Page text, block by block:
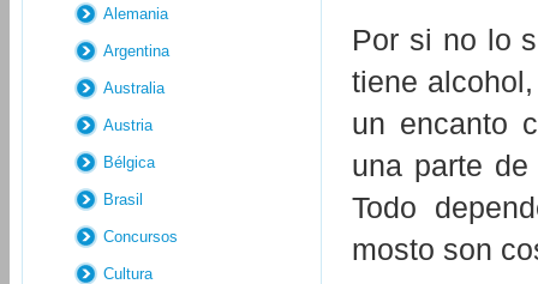
Por si no lo
tiene
un encanto
una parte
Todo
mosto son
Alemania
Argentina
Australia
Austria
Bélgica
Brasil
Concursos
Cultura